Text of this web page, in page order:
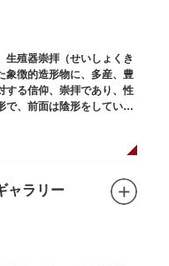
生殖器崇拝（せいしょくき
象徴的造形物に、多産、豊
する信仰、崇拝であり、性
で、前面は陰形をしていま
ャラリー